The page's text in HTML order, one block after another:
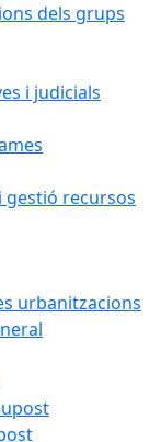
dels grups
i judicials
recursos
urbanitzacions